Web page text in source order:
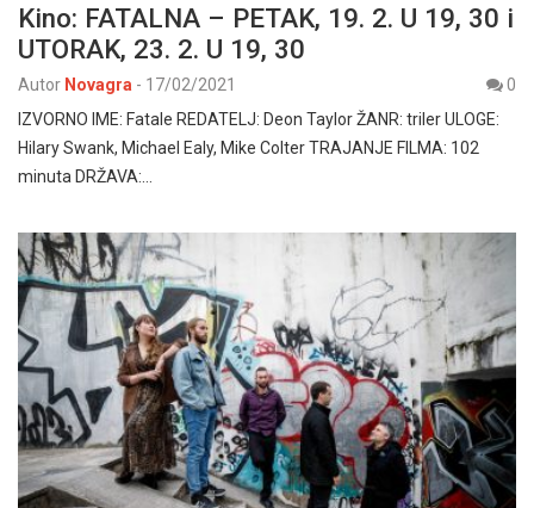
Kino: FATALNA – PETAK, 19. 2. U 19, 30 i
UTORAK, 23. 2. U 19, 30
Autor Novagra - 17/02/2021
0
IZVORNO IME: Fatale REDATELJ: Deon Taylor ŽANR: triler ULOGE:
Hilary Swank, Michael Ealy, Mike Colter TRAJANJE FILMA: 102
minuta DRŽAVA:…